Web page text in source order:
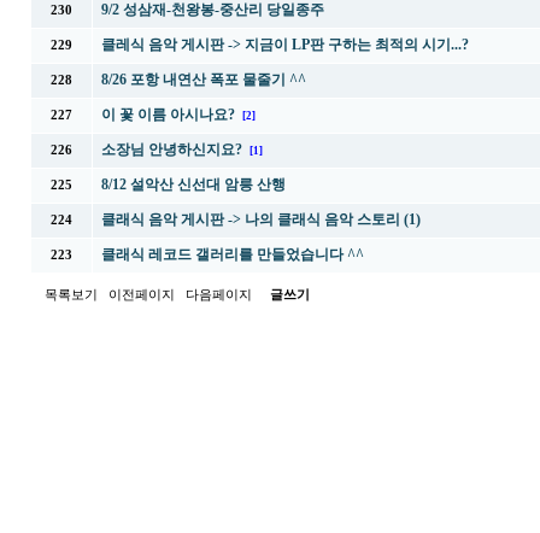
230 9/2 성삼재-천왕봉-중산리 당일종주
229 클레식 음악 게시판 -> 지금이 LP판 구하는 최적의 시기...?
228 8/26 포항 내연산 폭포 물줄기 ^^
227 이 꽃 이름 아시나요? [2]
226 소장님 안녕하신지요? [1]
225 8/12 설악산 신선대 암릉 산행
224 클래식 음악 게시판 -> 나의 클래식 음악 스토리 (1)
223 클래식 레코드 갤러리를 만들었습니다 ^^
목록보기 이전페이지 다음페이지 글쓰기